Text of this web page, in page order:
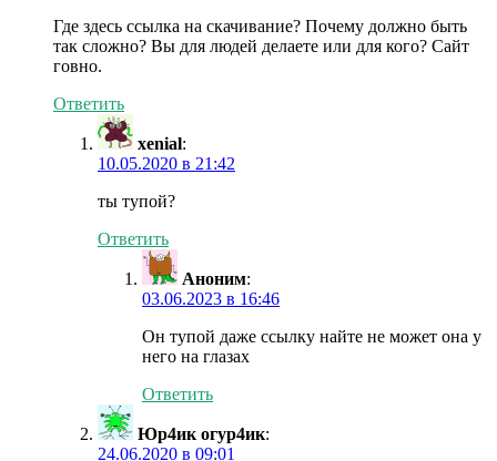
Где здесь ссылка на скачивание? Почему должно быть
так сложно? Вы для людей делаете или для кого? Сайт
говно.
Ответить
xenial:
10.05.2020 в 21:42
ты тупой?
Ответить
Аноним:
03.06.2023 в 16:46
Он тупой даже ссылку найте не может она у
него на глазах
Ответить
Юр4ик огур4ик:
24.06.2020 в 09:01